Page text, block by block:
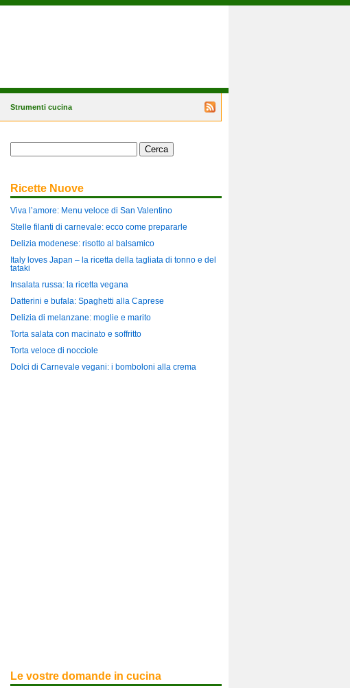
Strumenti cucina
Ricette Nuove
Viva l’amore: Menu veloce di San Valentino
Stelle filanti di carnevale: ecco come prepararle
Delizia modenese: risotto al balsamico
Italy loves Japan – la ricetta della tagliata di tonno e del
tataki
Insalata russa: la ricetta vegana
Datterini e bufala: Spaghetti alla Caprese
Delizia di melanzane: moglie e marito
Torta salata con macinato e soffritto
Torta veloce di nocciole
Dolci di Carnevale vegani: i bomboloni alla crema
Le vostre domande in cucina